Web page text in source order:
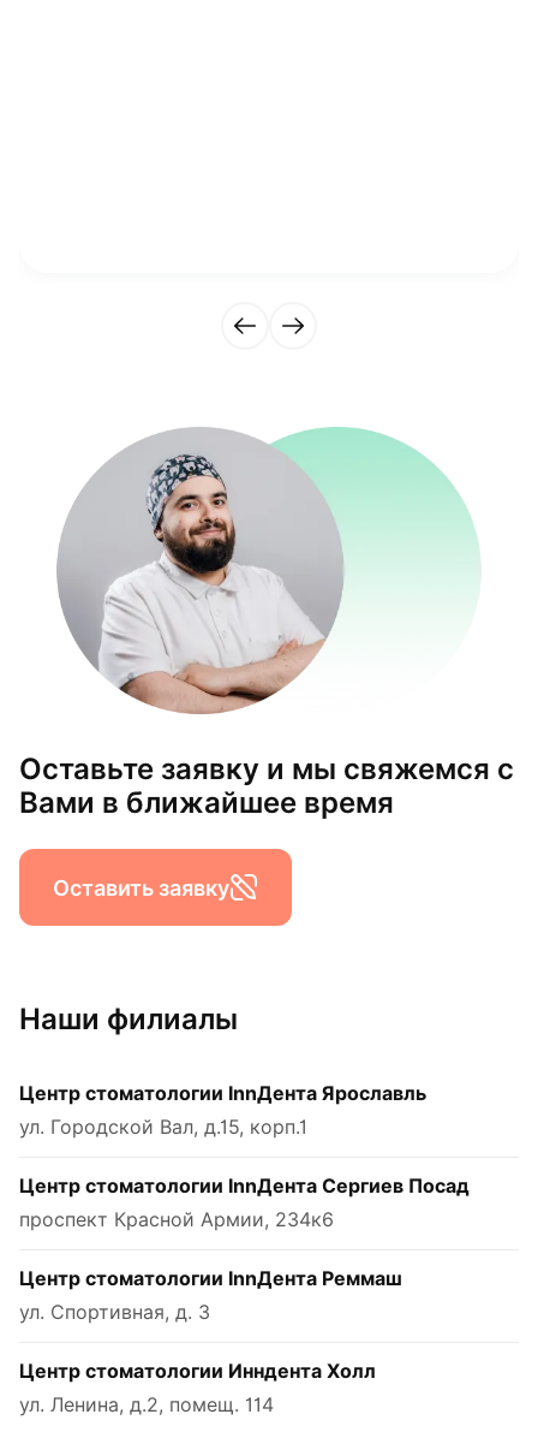
Оставьте заявку и мы свяжемся с
Вами в ближайшее время
Оставить заявку
Наши филиалы
Центр стоматологии InnДента Ярославль
ул. Городской Вал, д.15, корп.1
Центр стоматологии InnДента Сергиев Посад
проспект Красной Армии, 234к6
Центр стоматологии InnДента Реммаш
ул. Спортивная, д. 3
Центр стоматологии Инндента Холл
ул. Ленина, д.2, помещ. 114